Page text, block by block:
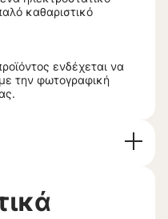
καθαριστικό
ενδέχεται να
την φωτογραφική